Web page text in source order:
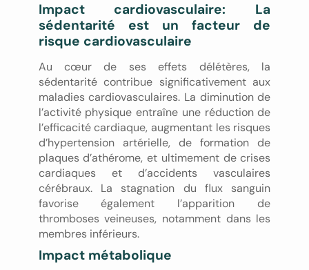
Impact cardiovasculaire: La
sédentarité est un facteur de
risque cardiovasculaire
Au cœur de ses effets délétères, la
sédentarité contribue significativement aux
maladies cardiovasculaires. La diminution de
l’activité physique entraîne une réduction de
l’efficacité cardiaque, augmentant les risques
d’hypertension artérielle, de formation de
plaques d’athérome, et ultimement de crises
cardiaques et d’accidents vasculaires
cérébraux. La stagnation du flux sanguin
favorise également l’apparition de
thromboses veineuses, notamment dans les
membres inférieurs.
Impact métabolique